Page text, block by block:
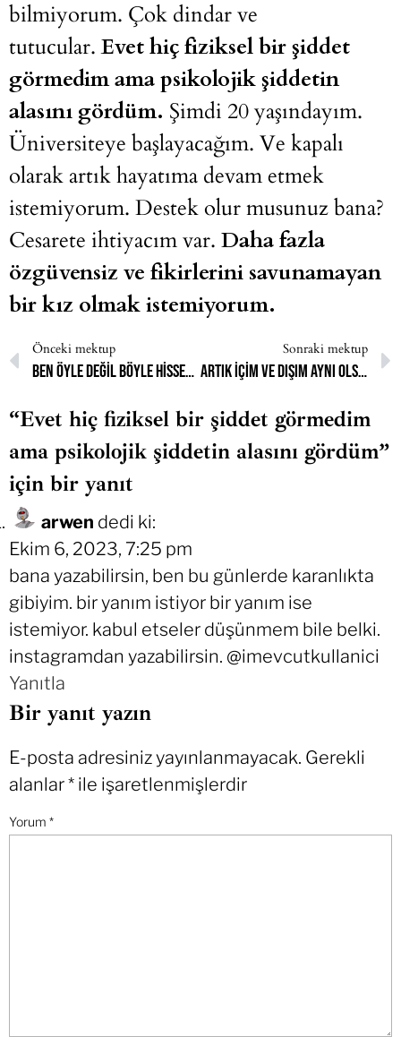
bilmiyorum. Çok dindar ve
tutucular.Evet hiç fiziksel bir şiddet
görmedim ama psikolojik şiddetin
alasını gördüm. Şimdi 20 yaşındayım.
Üniversiteye başlayacağım. Ve kapalı
olarak artık hayatıma devam etmek
istemiyorum. Destek olur musunuz bana?
Cesarete ihtiyacım var. Daha fazla
özgüvensiz ve fikirlerini savunamayan
bir kız olmak istemiyorum.
Önceki mektup
Ben öyle değil böyle hissediyorum diyemiyorum
Sonraki mektup
Artık içim ve dışım aynı olsun istiyorum
“Evet hiç fiziksel bir şiddet görmedim
ama psikolojik şiddetin alasını gördüm”
için bir yanıt
arwen dedi ki:
Ekim 6, 2023, 7:25 pm
bana yazabilirsin, ben bu günlerde karanlıkta
gibiyim. bir yanım istiyor bir yanım ise
istemiyor. kabul etseler düşünmem bile belki.
instagramdan yazabilirsin. @imevcutkullanici
Yanıtla
Bir yanıt yazın
E-posta adresiniz yayınlanmayacak. Gerekli
alanlar* ile işaretlenmişlerdir
Yorum *